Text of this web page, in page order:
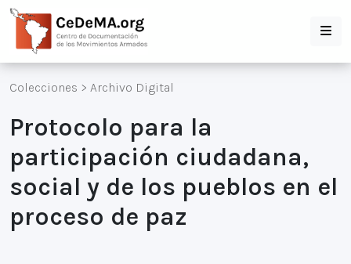
Colecciones > Archivo Digital
Protocolo para la
participación ciudadana,
social y de los pueblos en el
proceso de paz